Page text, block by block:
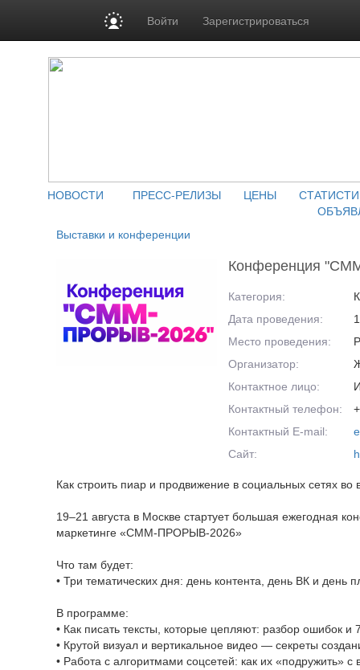
Войти Зарегистрироваться
НОВОСТИ ПРЕСС-РЕЛИЗЫ ЦЕНЫ
Выставки и конференции
Конференция
Категория:
Дата проведения:
Место проведения:
Организатор:
Контактное лицо:
Контактный телефон:
Контактный E-mail:
Сайт:
Как строить пиар и продвижение в социальных сетях во
19–21 августа в Москве стартует большая ежегодная
маркетинге «СММ-ПРОРЫВ-2026»
Что там будет:
• Три тематических дня: день контента, день ВК и день
В программе:
• Как писать тексты, которые цепляют: разбор ошибок
• Крутой визуал и вертикальное видео — секреты
• Работа с алгоритмами соцсетей: как их «подружить»